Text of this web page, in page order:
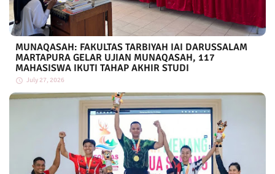
MUNAQASAH: FAKULTAS TARBIYAH IAI DARUSSALAM
MARTAPURA GELAR UJIAN MUNAQASAH, 117
MAHASISWA IKUTI TAHAP AKHIR STUDI
July 27, 2026